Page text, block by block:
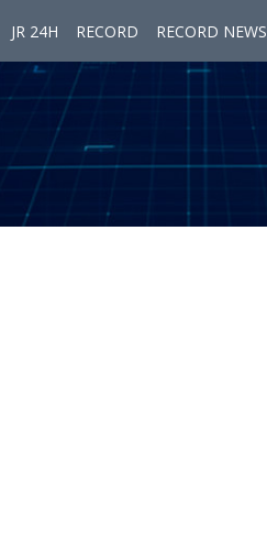
JR 24H RECORD RECORD NEWS